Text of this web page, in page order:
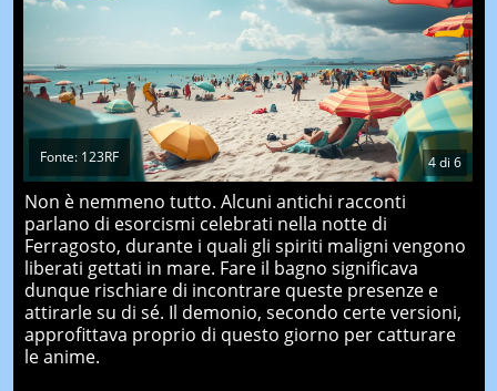
4di 6
Fonte: 123RF
Non è nemmeno tutto. Alcuni antichi racconti
parlano di esorcismi celebrati nella notte di
Ferragosto, durante i quali gli spiriti maligni vengono
liberati gettati in mare. Fare il bagno significava
dunque rischiare di incontrare queste presenze e
attirarle su di sé. Il demonio, secondo certe versioni,
approfittava proprio di questo giorno per catturare
le anime.